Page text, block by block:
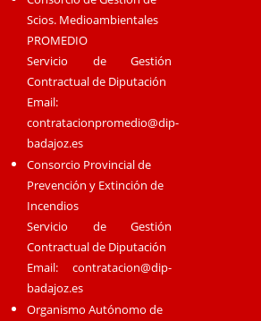
Scios. Medioambientales
PROMEDIO
Servicio de Gestión
Contractual de Diputación
Email:
contratacionpromedio@dip-
badajoz.es
Consorcio Provincial de
Prevención y Extinción de
Incendios
Servicio de Gestión
Contractual de Diputación
Email:contratacion@dip-
badajoz.es
Organismo Autónomo de